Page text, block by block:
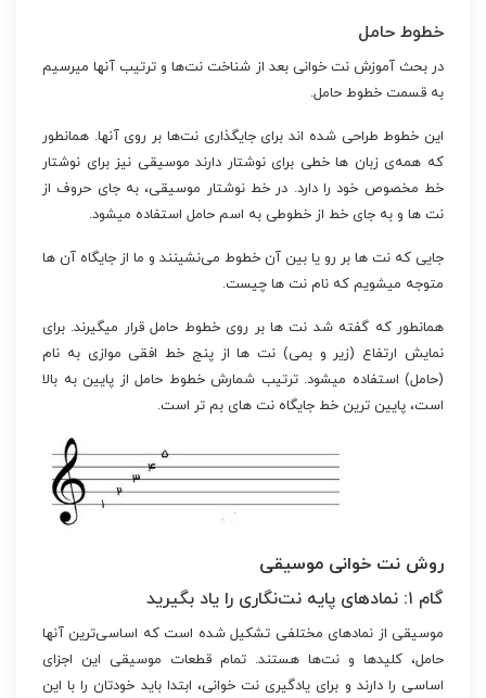
خطوط حامل
در بحث آموزش نت خوانی بعد از شناخت نت‌ها و ترتیب آنها میرسیم
به قسمت خطوط حامل.
این خطوط طراحی شده اند برای جایگذاری نت‌ها بر روی آنها. همانطور
که همه‌ی زبان ها خطی برای نوشتار دارند موسیقی نیز برای نوشتار
خط مخصوص خود را دارد. در خط نوشتار موسیقی، به جای حروف از
نت ها و به جای خط از خطوطی به اسم حامل استفاده میشود.
جایی که نت ها بر رو یا بین آن خطوط می‌نشینند و ما از جایگاه آن ها
متوجه میشویم که نام نت ها چیست.
همانطور که گفته شد نت ها بر روی خطوط حامل قرار میگیرند. برای
نمایش ارتفاع (زیر و بمی) نت ها از پنج خط افقی موازی به نام
(حامل) استفاده میشود. ترتیب شمارش خطوط حامل از پایین به بالا
است، پایین ترین خط جایگاه نت های بم تر است.
روش نت خوانی موسیقی
گام ۱: نمادهای پایه نت‌نگاری را یاد بگیرید
موسیقی از نمادهای مختلفی تشکیل شده است که اساسی‌ترین آنها
حامل، کلیدها و نت‌ها هستند. تمام قطعات موسیقی این اجزای
اساسی را دارند و برای یادگیری نت خوانی، ابتدا باید خودتان را با این